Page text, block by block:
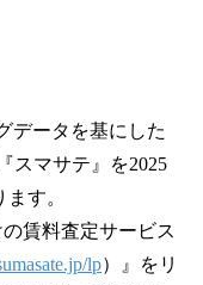
データを基にした
スマサテ』を2025
す。
賃料査定サービス
lp）』をリ